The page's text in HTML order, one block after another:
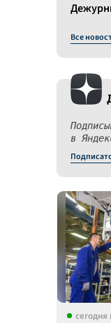
Все
в
сегодня